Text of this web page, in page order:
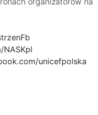
unicefpolska